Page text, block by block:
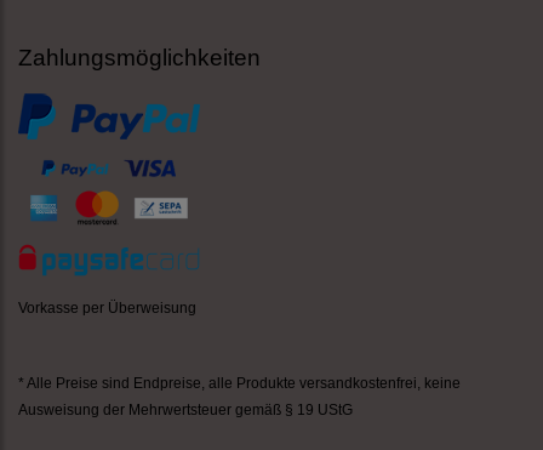
Zahlungsmöglichkeiten
Vorkasse per Überweisung
* Alle Preise sind Endpreise, alle Produkte versandkostenfrei , keine
Ausweisung der Mehrwertsteuer gemäß § 19 UStG